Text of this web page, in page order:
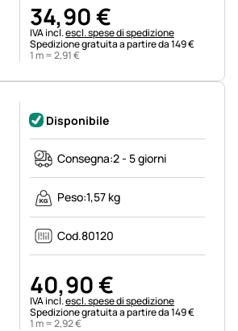
34,90€
Informazioni fiscali:
IVA incl.escl. spese di spedizione
Spedizione gratuita a partire da 149 €
1 m =2,91€
Disponibile
Consegna:2 - 5 giorni
Peso:1,57 kg
Cod.80120
40,90€
Informazioni fiscali:
IVA incl.escl. spese di spedizione
Spedizione gratuita a partire da 149 €
1 m =2,92€